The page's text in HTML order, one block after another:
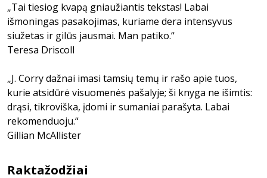
„Tai tiesiog kvapą gniaužiantis tekstas! Labai
išmoningas pasakojimas, kuriame dera intensyvus
siužetas ir gilūs jausmai. Man patiko.“
Teresa Driscoll
„J. Corry dažnai imasi tamsių temų ir rašo apie tuos,
kurie atsidūrė visuomenės pašalyje; ši knyga ne išimtis:
drąsi, tikroviška, įdomi ir sumaniai parašyta. Labai
rekomenduoju.“
Gillian McAllister
Raktažodžiai